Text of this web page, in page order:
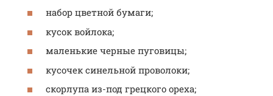
набор цветной бумаги;
кусок войлока;
маленькие черные пуговицы;
кусочек синельной проволоки;
скорлупа из-под грецкого ореха;